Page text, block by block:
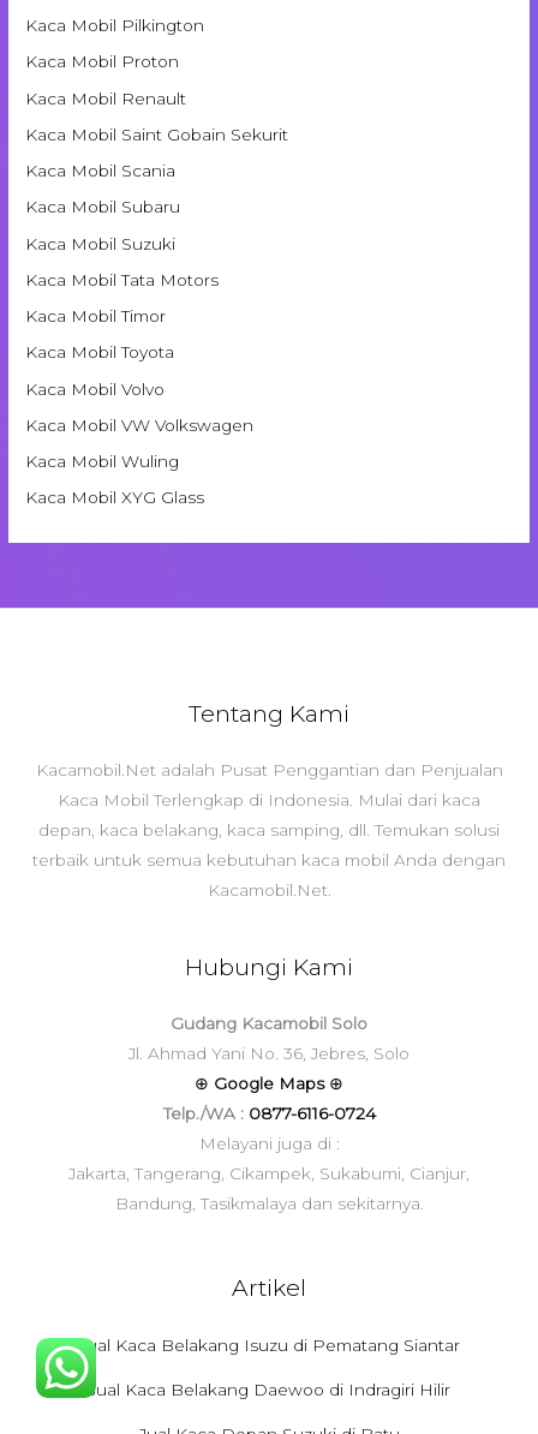
Kaca Mobil Pilkington
Kaca Mobil Proton
Kaca Mobil Renault
Kaca Mobil Saint Gobain Sekurit
Kaca Mobil Scania
Kaca Mobil Subaru
Kaca Mobil Suzuki
Kaca Mobil Tata Motors
Kaca Mobil Timor
Kaca Mobil Toyota
Kaca Mobil Volvo
Kaca Mobil VW Volkswagen
Kaca Mobil Wuling
Kaca Mobil XYG Glass
Tentang Kami
Kacamobil.Net adalah Pusat Penggantian dan Penjualan
Kaca Mobil Terlengkap di Indonesia. Mulai dari kaca
depan, kaca belakang, kaca samping, dll. Temukan solusi
terbaik untuk semua kebutuhan kaca mobil Anda dengan
Kacamobil.Net.
Hubungi Kami
Gudang Kacamobil Solo
Jl. Ahmad Yani No. 36, Jebres, Solo
⊕ Google Maps ⊕
Telp./WA : 0877-6116-0724
Melayani juga di :
Jakarta, Tangerang, Cikampek, Sukabumi, Cianjur,
Bandung, Tasikmalaya dan sekitarnya.
Artikel
Jual Kaca Belakang Isuzu di Pematang Siantar
Jual Kaca Belakang Daewoo di Indragiri Hilir